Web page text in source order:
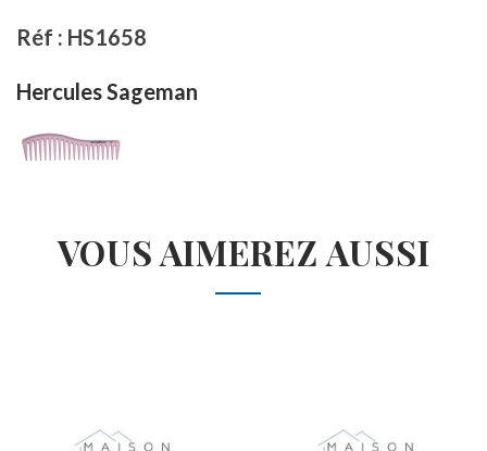
Réf : HS1658
Hercules Sageman
VOUS AIMEREZ AUSSI